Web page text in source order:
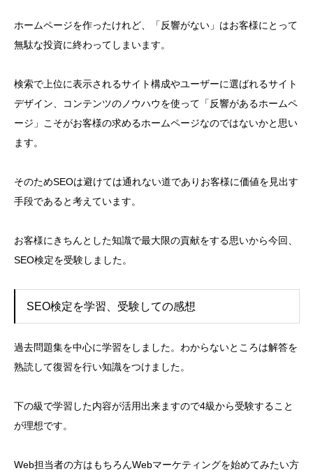
ホームページを作ったけれど、「反響がない」はお客様にとって
無駄な投資に終わってしまいます。
検索で上位に表示されるサイト構成やユーザーに選ばれるサイト
デザイン、コンテンツのノウハウを使って「反響があるホームペ
ージ」こそがお客様の求めるホームページなのではないかと思い
ます。
そのためSEOは避けては通れない道でありお客様に価値を見出す
手段であると考えています。
お客様にきちんとした知識で最大限の貢献をする思いから今回、
SEO検定を受験しました。
SEO検定を学習、受験しての感想
過去問題集を中心に学習をしました。わからないところは解答を
熟読して復習を行い知識をつけました。
下の級で学習した内容が活用出来ますので4級から受験すること
が理想です。
Web担当者の方はもちろんWebマーケティングを始めてみたい方